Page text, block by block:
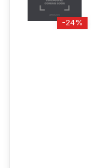
-24%